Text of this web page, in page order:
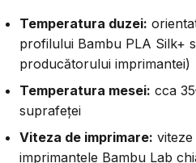
Temperatura duzei:
profilului Bambu PLA Silk+
producătorului imprimantei)
Temperatura mesei: cca
suprafeței
Viteza de imprimare:
imprimantele Bambu Lab